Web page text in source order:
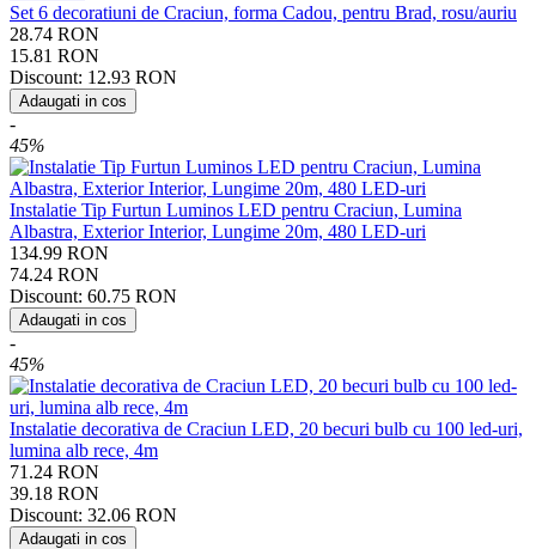
Set 6 decoratiuni de Craciun, forma Cadou, pentru Brad, rosu/auriu
28.74 RON
15.81 RON
Discount: 12.93 RON
Adaugati in cos
-
45%
Instalatie Tip Furtun Luminos LED pentru Craciun, Lumina
Albastra, Exterior Interior, Lungime 20m, 480 LED-uri
134.99 RON
74.24 RON
Discount: 60.75 RON
Adaugati in cos
-
45%
Instalatie decorativa de Craciun LED, 20 becuri bulb cu 100 led-uri,
lumina alb rece, 4m
71.24 RON
39.18 RON
Discount: 32.06 RON
Adaugati in cos